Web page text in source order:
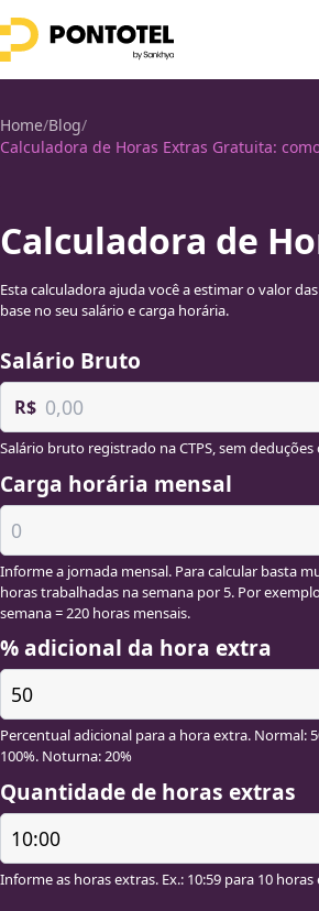
Home/Blog/
Calculadora de Horas Extras Gratuita:
Calculadora de
Esta calculadora ajuda você a estimar o valor
base no seu salário e carga horária.
Salário Bruto
R$
Salário bruto registrado na CTPS, sem deduções
Carga horária mensal
Informe a jornada mensal. Para calcular basta
horas trabalhadas na semana por 5. Por
semana = 220 horas mensais.
% adicional da hora extra
Percentual adicional para a hora extra. Normal:
100%. Noturna: 20%
Quantidade de horas extras
Informe as horas extras. Ex.: 10:59 para 10